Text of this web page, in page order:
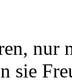
nur
sie